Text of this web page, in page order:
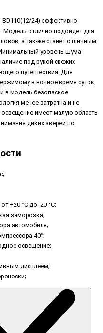
24) эффективно
Модель отлично подойдет для
а так-же станет отличным
уровень шума
под рукой свежих
путешествия. Для
в ночное время суток,
в модель безопасное
менее затратна и не
имеет малую область
диких зверей по
+20 °C до -20 °C;
заморозка;
автомобиля;
40°;
освещение;
дисплеем;